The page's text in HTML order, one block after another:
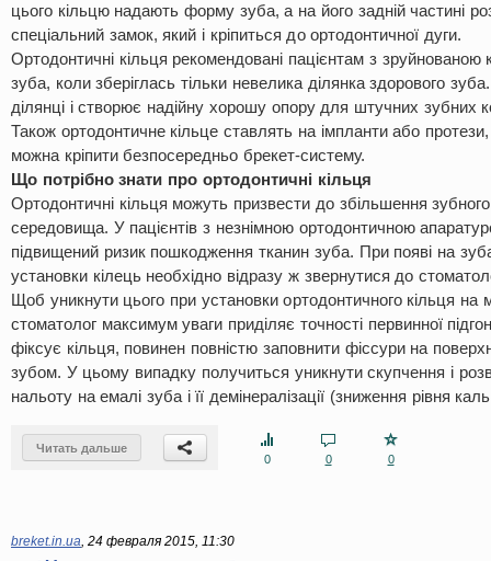
цього кільцю надають форму зуба, а на його задній частині
спеціальний замок, який і кріпиться до ортодонтичної дуги.
Ортодонтичні кільця рекомендовані пацієнтам з
зуба, коли зберіглась тільки невелика ділянка здорового
ділянці і створює надійну хорошу опору для штучних зубних
Також ортодонтичне кільце ставлять на імпланти або
можна кріпити безпосередньо брекет-систему.
Що потрібно знати про ортодонтичні кільця
Ортодонтичні кільця можуть призвести до збільшення зубного
середовища. У пацієнтів з незнімною ортодонтичною
підвищений ризик пошкодження тканин зуба. При появі на
установки кілець необхідно відразу ж звернутися до
Щоб уникнути цього при установки ортодонтичного кільця на
стоматолог максимум уваги приділяє точності первинної
фіксує кільця, повинен повністю заповнити фіссури на
зубом. У цьому випадку получиться уникнути скупчення і
нальоту на емалі зуба і її демінералізації (зниження рівня
Читать дальше
0
0 0
breket.in.ua, 24 февраля 2015, 11:30